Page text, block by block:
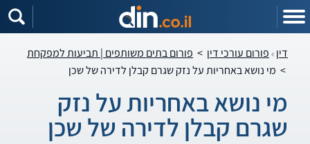
דין פורום עורכי דין > פורום בתים משותפים | תביעות למפקחת
> מי נושא באחריות על נזק שגרם קבלן לדירה של שכן
מי נושא באחריות על נזק
שגרם קבלן לדירה של שכן